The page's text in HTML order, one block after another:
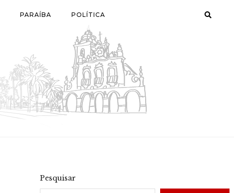
PARAÍBA POLÍTICA
Pesquisar